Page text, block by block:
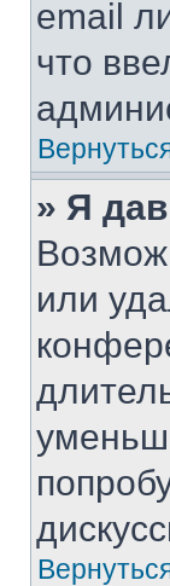
email
что
» Я
или